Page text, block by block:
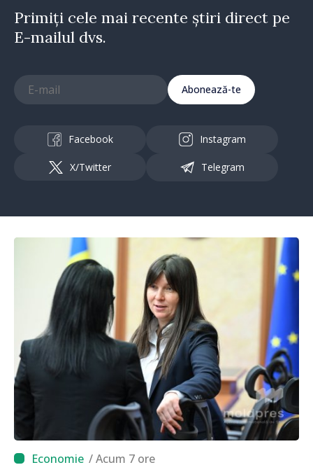
Primiți cele mai recente știri direct pe
E-mailul dvs.
Abonează-te
Facebook Instagram
X/Twitter Telegram
/ Acum 7 ore